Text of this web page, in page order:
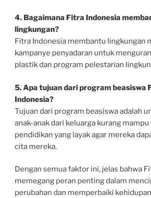
4. Bagaimana Fitra Indonesia
lingkungan?
Fitra Indonesia membantu lingkungan
kampanye penyadaran untuk
plastik dan program pelestarian
5. Apa tujuan dari program beasiswa
Indonesia?
Tujuan dari program beasiswa adalah
anak-anak dari keluarga kurang
pendidikan yang layak agar mereka
cita mereka.
Dengan semua faktor ini, jelas bahwa
memegang peran penting dalam
perubahan dan memperbaiki